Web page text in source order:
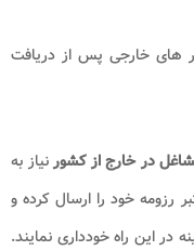
های خارجی پس از دریافت
در خارج از کشورنیاز به
رزومه خود را ارسال کرده و
در این راه خودداری نمایند.